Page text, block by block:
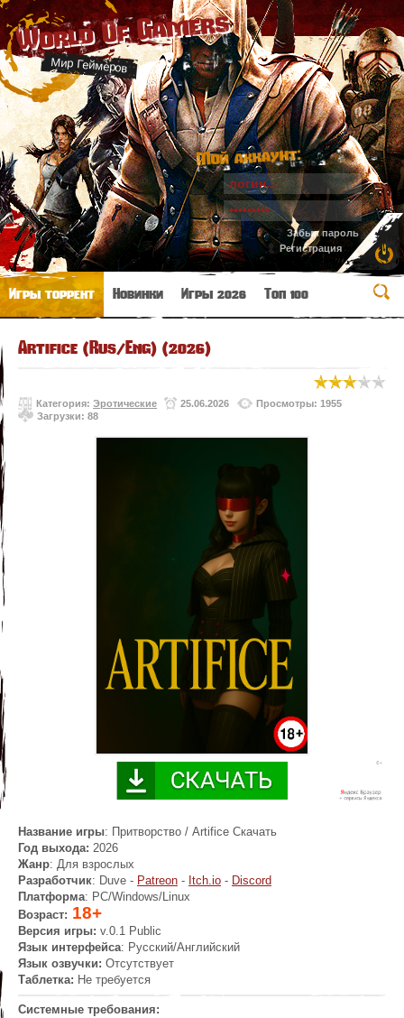
World Of Gamers
Мир Геймеров
Мой аккаунт:
Забыл пароль
Регистрация
Игры торрент Новинки Игры 2026 Топ 100
Artifice (Rus/Eng) (2026)
Категория: Эротические 25.06.2026
Просмотры: 1955
Загрузки: 88
Название игры: Притворство / Artifice Скачать
Год выхода: 2026
Жанр: Для взрослых
Разработчик: Duve - Patreon - Itch.io - Discord
Платформа: PC/Windows/Linux
Возраст: 18+
Версия игры: v.0.1 Public
Язык интерфейса: Русский/Английский
Язык озвучки: Отсутствует
Таблетка: Не требуется
Системные требования: